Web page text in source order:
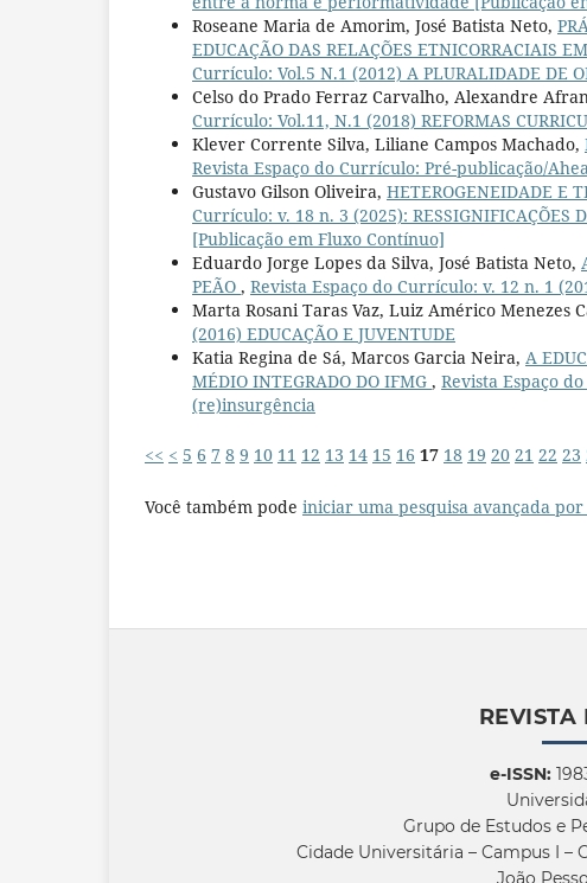
Roseane Maria de Amorim, José Batista Neto,
EDUCAÇÃO DAS RELAÇÕES ETNICORRACIAIS
Currículo: Vol.5 N.1 (2012) A PLURALIDADE DE
Celso do Prado Ferraz Carvalho, Alexandre
Currículo: Vol.11, N.1 (2018) REFORMAS
Klever Corrente Silva, Liliane Campos Machado,
Revista Espaço do Currículo: Pré-publicação/
Gustavo Gilson Oliveira, HETEROGENEIDADE E
Currículo: v. 18 n. 3 (2025): RESSIGNIFICAÇÕES
[Publicação em Fluxo Contínuo]
Eduardo Jorge Lopes da Silva, José Batista Neto,
PEÃO , Revista Espaço do Currículo: v. 12 n. 1
Marta Rosani Taras Vaz, Luiz Américo Menezes
(2016) EDUCAÇÃO E JUVENTUDE
Katia Regina de Sá, Marcos Garcia Neira, A
MÉDIO INTEGRADO DO IFMG , Revista Espaço
(re)insurgência
<< < 5 6 7 8 9 10 11 12 13 14 15 16 17 18 19 20 21 22 23
Você também pode iniciar uma pesquisa avançada
REVISTA
e-ISSN:
Grupo de Estudos e
Cidade Universitária – Campus I –
João